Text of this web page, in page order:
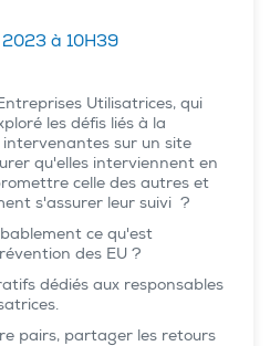
à 10H39
Utilisatrices, qui
les défis liés à la
sur un site
qu'elles interviennent en
celle des autres et
s'assurer leur suivi ?
ce qu'est
des EU ?
dédiés aux responsables
pairs, partager les retours